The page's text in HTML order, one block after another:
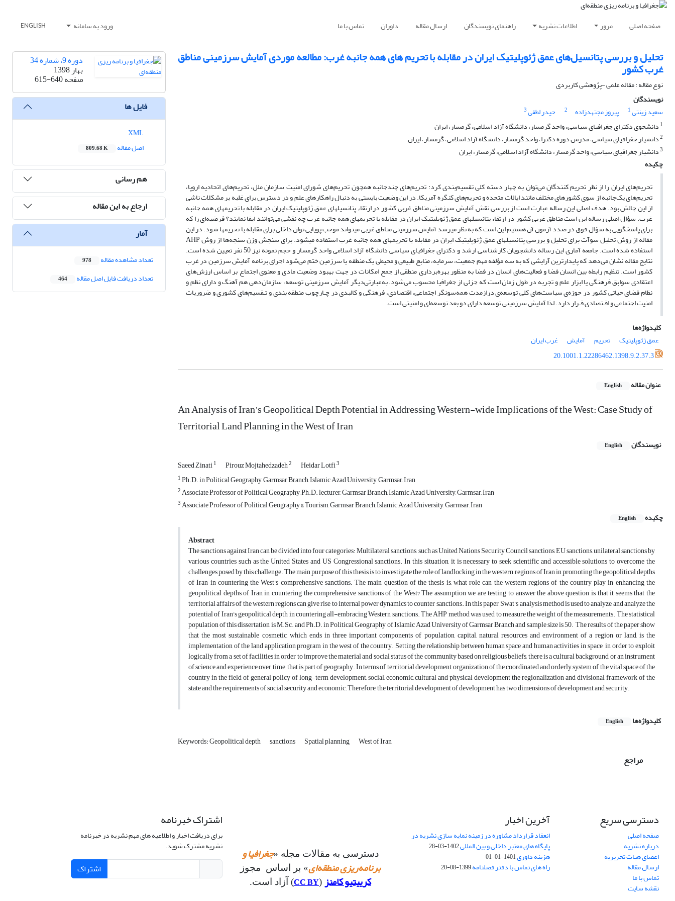
صفحه اصلی مرور اطلاعات نشریه راهنمای نویسندگان ارسال مقاله داوران تماس با ما ورود به سامانه ENGLISH
تحلیل و بررسی پتانسیل‌های عمق ژئوپلیتیک ایران در مقابله با تحریم های همه جانبه غرب: مطالعه موردی آمایش سرزمینی مناطق
غرب کشور
نوع مقاله : مقاله علمی -پژوهشی کاربردی
نویسندگان
سعید زینتی1 پیروز مجتهدزاده 2 حیدر لطفی3
1 دانشجوی دکترای جغرافیای سیاسی، واحد گرمسار، دانشگاه آزاد اسلامی، گرمسار، ایران
2دانشیار جغرافیای سیاسی، مدرس دوره دکترا، واحد گرمسار، دانشگاه آزاد اسلامی، گرمسار، ایران
3دانشیار جغرافیای سیاسی، واحد گرمسار، دانشگاه آزاد اسلامی، گرمسار، ایران
چکیده
تحریم‌های ایران را از نظر تحریم کنندگان می‌توان به چهار دسته کلی تقسیم‌بندی کرد: تحریم‌های چندجانبه همچون تحریم‌های شورای امنیت سازمان ملل، تحریم‌های اتحادیه اروپا،
تحریم‌های یک‌جانبه از سوی کشورهای مختلف مانند ایالات متحده و تحریم‌های کنگره آمریکا. در این وضعیت بایستی به دنبال راهکارهای علم و در دسترس برای غلبه بر مشکلات ناشی
از این چالش بود. هدف اصلی این رساله عبارت است از بررسی نقش آمایش سرزمینی مناطق غربی کشور در ارتقاء پتانسیل­های عمق ژئوپلیتیک ایران در مقابله با تحریم­های همه جانبه
غرب. سؤال اصلی رساله این است مناطق غربی کشور در ارتقاء پتانسیل­های عمق ژئوپلیتیک ایران در مقابله با تحریم­های همه جانبه غرب چه نقشی می‌توانند ایفا نمایند؟ فرضیه‌ای را که
برای پاسخگویی به سؤال فوق در صدد آزمون آن هستیم این است که به نظر می­رسد آمایش سرزمینی مناطق غربی می­تواند موجب پویایی توان داخلی برای مقابله با تحریم­ها شود. در این
مقاله از روش تحلیل سوآت برای تحلیل و بررسی پتانسیل­های عمق ژئوپلیتیک ایران در مقابله با تحریم­های همه جانبه غرب استفاده می­شود. برای سنجش وزن سنجه‌ها از روش AHP
استفاده شده است. جامعه آماری این رساله دانشجویان کارشناسی ارشد و دکترای جغرافیای سیاسی دانشگاه آزاد اسلامی واحد گرمسار و حجم نمونه نیز 50 نفر تعیین شده است.
نتایج مقاله نشان می‌دهد که پایدارترین آرایشی که به سه مؤلفه مهم جمعیت، سرمایه، منابع طبیعی و محیطی یک منطقه یا سرزمین ختم می‌شود اجرای برنامه آمایش سرزمین در غرب
کشور است. تنظیم رابطه بین انسان فضا و فعالیت‌های انسان در فضا به منظور بهره‌برداری منطقی از جمع امکانات در جهت بهبود وضعیت مادی و معنوی اجتماع بر اساس ارزش‌های
اعتقادی سوابق فرهنگی یا ابزار علم و تجربه در طول زمان است که جزئی از جغرافیا محسوب می‌شود. به‌عبارتی‌دیگر آمایش سرزمینی توسعه، سازمان‌دهی‌ هم آهنگ‌ و دارای‌ نظم و
نظام فضای حیاتی کشور در حوزه‌ی سیاست‌های کلی توسعه‌ی درازمدت همه‌سونگر اجتماعی، اقتصادی‌، فرهنگی‌ و کالبدی‌ در چـارچوب منطقه بندی و تـقسیم‌های کشوری و ضروریات
امنیت اجتماعی و اقـتصادی قـرار دارد. لذا آمایش سرزمینی توسعه دارای دو بعد توسعه‌ای و امنیتی است‌.
کلیدواژه‌ها
عمق ژئوپلیتیک
تحریم آمایش
غرب ایران
20.1001.1.22286462.1398.9.2.37.3
عنوان مقاله English
An Analysis of Iran's Geopolitical Depth Potential in Addressing Western-wide Implications of the West: Case Study of
Territorial Land Planning in the West of Iran
نویسندگان English
Saeed Zinati1 Pirouz Mojtahedzadeh2 Heidar Lotfi3
1Ph.D. in Political Geography, Garmsar Branch, Islamic Azad University, Garmsar, Iran
2Associate Professor of Political Geography, Ph.D. lecturer, Garmsar Branch, Islamic Azad University, Garmsar, Iran
3Associate Professor of Political Geography & Tourism, Garmsar Branch, Islamic Azad University, Garmsar, Iran
چکیده
English
Abstract
The sanctions against Iran can be divided into four categories: Multilateral sanctions, such as United Nations Security Council sanctions, EU sanctions, unilateral sanctions by
various countries such as the United States and US Congressional sanctions. In this situation, it is necessary to seek scientific and accessible solutions to overcome the
challenges posed by this challenge. The main purpose of this thesis is to investigate the role of landlocking in the western regions of Iran in promoting the geopolitical depths
of Iran in countering the West's comprehensive sanctions. The main question of the thesis is, what role can the western regions of the country play in enhancing the
geopolitical depths of Iran in countering the comprehensive sanctions of the West? The assumption we are testing to answer the above question is that it seems that the
territorial affairs of the western regions can give rise to internal power dynamics to counter sanctions. In this paper, Swat's analysis method is used to analyze and analyze the
potential of Iran's geopolitical depth in countering all-embracing Western sanctions. The AHP method was used to measure the weight of the measurements. The statistical
population of this dissertation is M.Sc. and Ph.D. in Political Geography of Islamic Azad University of Garmsar Branch and sample size is 50. The results of the paper show
that the most sustainable cosmetic, which ends in three important components of population, capital, natural resources and environment of a region or land, is the
implementation of the land application program in the west of the country. Setting the relationship between human space and human activities in space in order to exploit
logically from a set of facilities in order to improve the material and social status of the community based on religious beliefs, there is a cultural background or an instrument
of science and experience over time that is part of geography. In terms of territorial development, organization of the coordinated and orderly system of the vital space of the
country in the field of general policy of long-term development, social, economic, cultural and physical development the regionalization and divisional framework of the
state and the requirements of social security and economic.­Therefore, the territorial development of development has two dimensions of development and security.
کلیدواژه‌ها English
Keywords: Geopolitical depth sanctions Spatial planning West of Iran
مراجع
دوره 9، شماره 34
بهار 1398
صفحه615-640
فایل ها
اصل مقاله
809.68 K
هم رسانی
ارجاع به این مقاله
آمار
تعداد مشاهده مقاله 978
تعداد دریافت فایل اصل مقاله 464
دسترسی سریع
صفحه اصلی
درباره نشریه
اعضای هیات تحریریه
ارسال مقاله
تماس با ما
نقشه سایت
آخرین اخبار
انعقاد قرارداد مشاوره در زمینه نمایه سازی نشریه در
پایگاه های معتبر داخلی و بین المللی1402-03-28
هزینه داوری1401-01-01
راه های تماس با دفتر فصلنامه1399-08-20
دسترسی به مقالات مجله «جغرافیا و
برنامه‌ریزی منطقه‌ای» بر اساس مجوز
کرییتیو کامنز (
CC BY) آزاد است.
اشتراک خبرنامه
برای دریافت اخبار و اطلاعیه های مهم نشریه در خبرنامه
نشریه مشترک شوید.
اشتراک